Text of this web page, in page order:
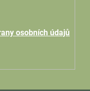
osobních údajů